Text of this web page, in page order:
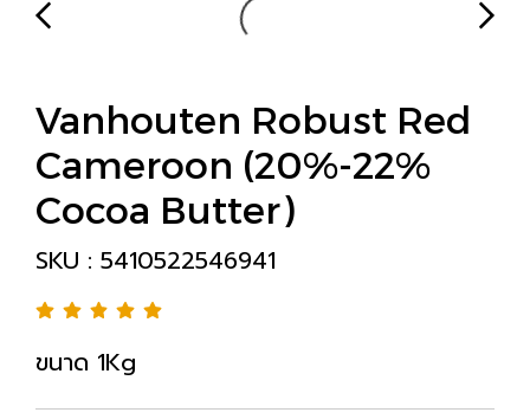
Vanhouten Robust Red
Cameroon (20%-22%
Cocoa Butter)
SKU : 5410522546941
ขนาด 1Kg